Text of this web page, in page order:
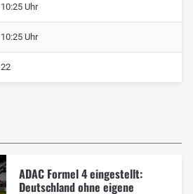
10:25 Uhr
10:25 Uhr
22
ADAC Formel 4 eingestellt:
Deutschland ohne eigene